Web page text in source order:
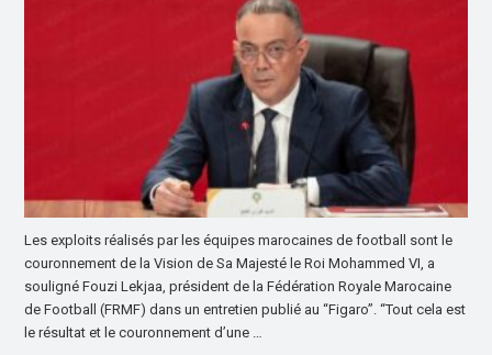
Les exploits réalisés par les équipes marocaines de football sont le
couronnement de la Vision de Sa Majesté le Roi Mohammed VI, a
souligné Fouzi Lekjaa, président de la Fédération Royale Marocaine
de Football (FRMF) dans un entretien publié au “Figaro”. “Tout cela est
le résultat et le couronnement d’une …